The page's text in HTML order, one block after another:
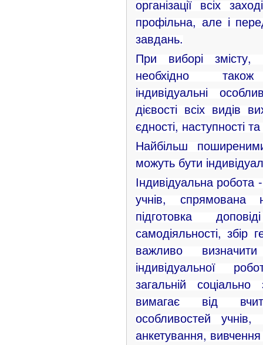
організації всіх
профільна, але і
завдань.
При виборі змісту,
необхідно
індивідуальні
дієвості всіх видів
єдності, наступності
Найбільш
можуть бути
Індивідуальна робота
учнів, спрямована
підготовка
самодіяльності,
важливо
індивідуальної
загальній
вимагає від
особливостей
анкетування, вивчення